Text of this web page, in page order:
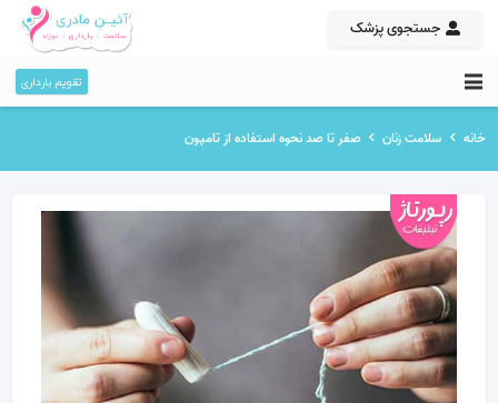
جستجوی پزشک
تقویم بارداری
خانه سلامت زنان صفر تا صد نحوه استفاده از تامپون